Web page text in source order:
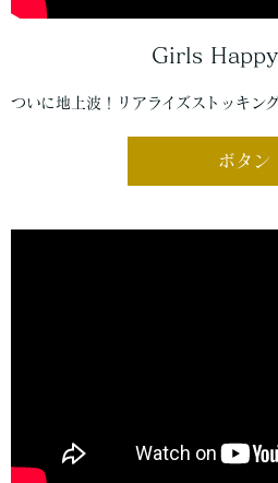
Girls
ついに地上波！リアライズストッキン
ボタン